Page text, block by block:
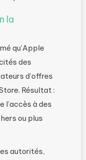
la
qu’Apple
des
d’offres
Résultat :
l’accès à des
ou plus
autorités,